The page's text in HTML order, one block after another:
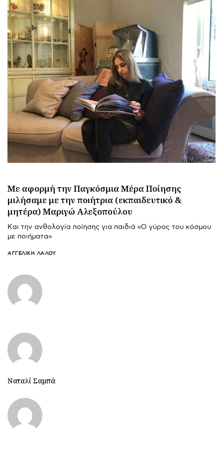
Με αφορμή την Παγκόσμια Μέρα Ποίησης
μιλήσαμε με την ποιήτρια (εκπαιδευτικό &
μητέρα) Μαριγώ Αλεξοπούλου
Και την ανθολογία ποίησης για παιδιά «Ο γύρος του κόσμου
με ποιήματα»
ΑΓΓΕΛΙΚΉ ΛΆΛΟΥ
Ναταλί Σαμπά